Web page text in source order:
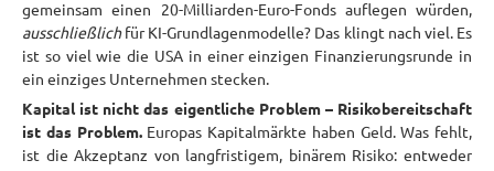
gemeinsam einen 20-Milliarden-Euro-Fonds auflegen würden,
ausschließlichfür KI-Grundlagenmodelle? Das klingt nach viel. Es
ist so viel wie die USA in einer einzigen Finanzierungsrunde in
ein einziges Unternehmen stecken.
Kapital ist nicht das eigentliche Problem – Risikobereitschaft
ist das Problem.Europas Kapitalmärkte haben Geld. Was fehlt,
ist die Akzeptanz von langfristigem, binärem Risiko: entweder